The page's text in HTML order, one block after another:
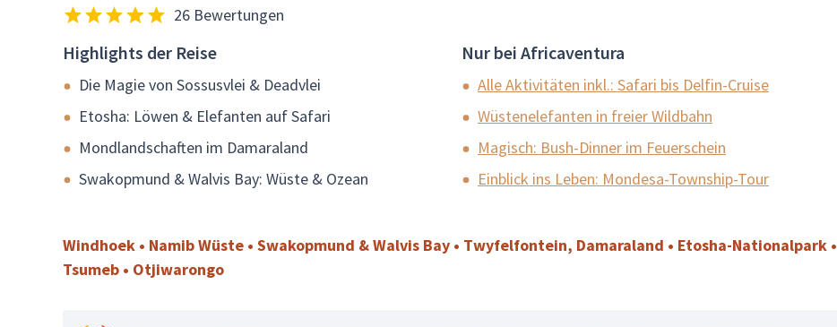
26 Bewertungen
Highlights der Reise
Die Magie von Sossusvlei & Deadvlei
Etosha: Löwen & Elefanten auf Safari
Mondlandschaften im Damaraland
Swakopmund & Walvis Bay: Wüste & Ozean
Nur bei Africaventura
Alle Aktivitäten inkl.: Safari bis Delfin-Cruise
Wüstenelefanten in freier Wildbahn
Magisch: Bush-Dinner im Feuerschein
Einblick ins Leben: Mondesa-Township-Tour
Windhoek • Namib Wüste • Swakopmund & Walvis Bay • Twyfelfontein, Damaraland • Etosha-Nationalpark •
Tsumeb • Otjiwarongo